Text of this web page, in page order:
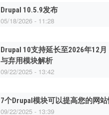
Drupal 10.5.9发布
05/18/2026 - 11:28
Drupal 10支持延长至2026年12
与弃用模块解析
09/22/2025 - 13:42
7个Drupal模块可以提高您的网
09/22/2025 - 13:39